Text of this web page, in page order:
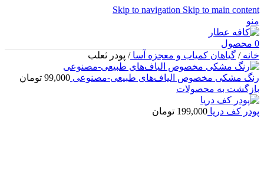
Skip to navigation Skip to main content
منو
0 محصول
خانه/ گیاهان کمیاب و معجزه آسا/ پودر ثعلب
رنگ مشکی مخصوص الیاف‌های طبیعی-مصنوعی 99,000 تومان
بازگشت به محصولات
پودر کف دریا 199,000 تومان